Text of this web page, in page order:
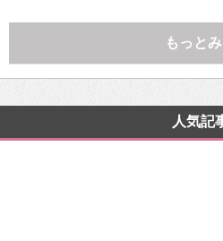
もっと
人気記